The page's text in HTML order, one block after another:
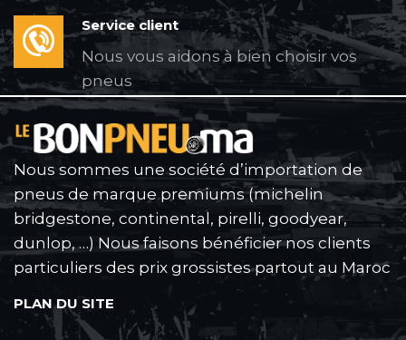
Service client
Nous vous aidons à bien choisir vos
pneus
Nous sommes une société d’importation de
pneus de marque premiums (michelin
bridgestone, continental, pirelli, goodyear,
dunlop, …) Nous faisons bénéficier nos clients
particuliers des prix grossistes partout au Maroc
PLAN DU SITE